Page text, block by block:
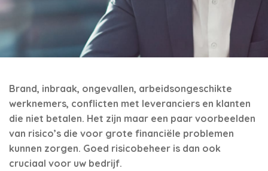
Brand, inbraak, ongevallen, arbeidsongeschikte
werknemers, conflicten met leveranciers en klanten
die niet betalen. Het zijn maar een paar voorbeelden
van risico’s die voor grote financiële problemen
kunnen zorgen. Goed risicobeheer is dan ook
cruciaal voor uw bedrijf.